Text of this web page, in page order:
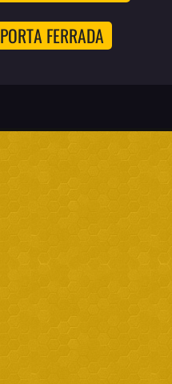
PORTA FERRADA